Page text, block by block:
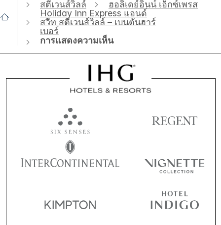
สตีเวนส์วิลล์
ฮอลิเดย์อินน์ เอ็กซ์เพรส
Holiday Inn Express แอนด์
สวีท สตีเวนส์วิลล์ – เบนตันฮาร์
เบอร์
การแสดงความเห็น